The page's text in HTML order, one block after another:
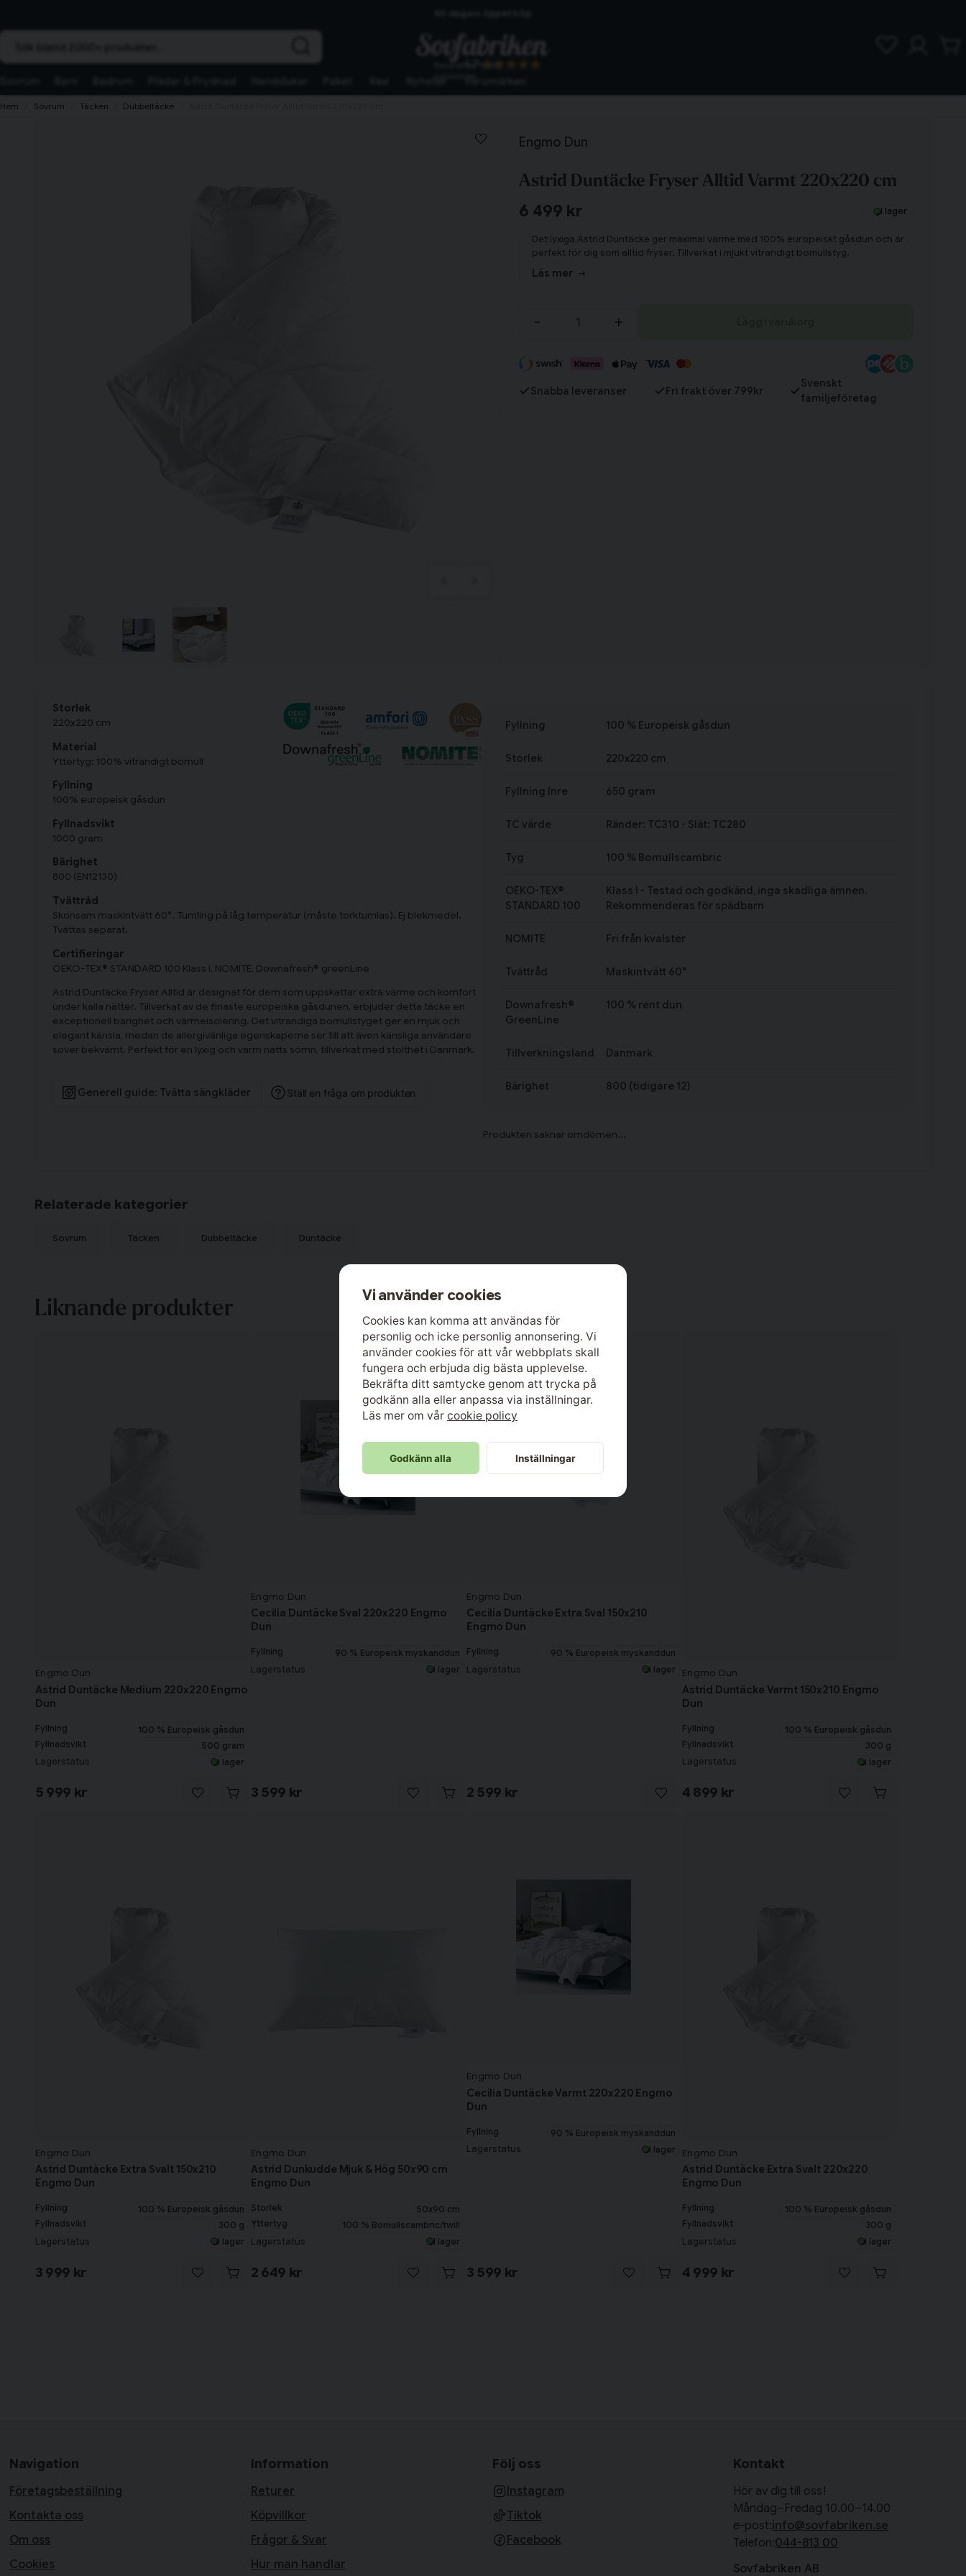
Skickas från lagret i Vinslöv
Hem Sovrum Täcken Dubbeltäcke
Engmo Dun
Astrid Duntäcke Fryser Alltid Varmt 220x220 cm
6 499 kr I lager
Det lyxiga Astrid Duntäcke ger maximal värme med 100% europeiskt gåsdun och är
perfekt för dig som alltid fryser. Tillverkat i mjukt vitrandigt bomullstyg.
Läs mer
- +
Snabba leveranser Fri frakt över 799kr
Svenskt
familjeföretag
Storlek
220x220 cm
Material
Yttertyg: 100% vitrandigt bomull
Fyllning
100% europeisk gåsdun
Fyllnadsvikt
1000 gram
Bärighet
800 (EN12130)
Tvättråd
Skonsam maskintvätt 60°. Tumling på låg temperatur (måste torktumlas). Ej blekmedel.
Tvättas separat.
Certifieringar
OEKO-TEX® STANDARD 100 Klass I, NOMITE, Downafresh® greenLine
Astrid Duntäcke Fryser Alltid är designat för dem som uppskattar extra värme och komfort
under kalla nätter. Tillverkat av de finaste europeiska gåsdunen, erbjuder detta täcke en
exceptionell bärighet och värmeisolering. Det vitrandiga bomullstyget ger en mjuk och
elegant känsla, medan de allergivänliga egenskaperna ser till att även känsliga användare
sover bekvämt. Perfekt för en lyxig och varm natts sömn, tillverkat med stolthet i Danmark.
Generell guide: Tvätta sängkläder Ställ en fråga om produkten
Fyllning 100 % Europeisk gåsdun
Storlek 220x220 cm
Fyllning Inre 650 gram
TC värde Ränder: TC310 - Slät: TC280
Tyg 100 % Bomullscambric
OEKO-TEX®
STANDARD 100
Klass I - Testad och godkänd, inga skadliga ämnen.
Rekommenderas för spädbarn
NOMITE Fri från kvalster
Tvättråd Maskintvätt 60°
Downafresh®
GreenLine
100 % rent dun
Tillverkningsland Danmark
Bärighet 800 (tidigare 12)
Relaterade kategorier
Sovrum Täcken Dubbeltäcke Duntäcke
Liknande produkter
Engmo Dun
Astrid Duntäcke Medium 220x220 Engmo
Dun
Fyllning
100 % Europeisk gåsdun
Fyllnadsvikt
500 gram
Lagerstatus I lager
5 999 kr
Engmo Dun
Cecilia Duntäcke Sval 220x220 Engmo
Dun
Fyllning 90 % Europeisk myskanddun
Lagerstatus I lager
3 599 kr
Engmo Dun
Cecilia Duntäcke Extra Sval 150x210
Engmo Dun
Fyllning 90 % Europeisk myskanddun
Lagerstatus I lager
2 599 kr
Engmo Dun
Astrid Duntäcke Varmt 150x210 Engmo
Dun
Fyllning
100 % Europeisk gåsdun
Fyllnadsvikt
300 g
Lagerstatus I lager
4 899 kr
Engmo Dun
Astrid Duntäcke Extra Svalt 150x210
Engmo Dun
Fyllning
100 % Europeisk gåsdun
Fyllnadsvikt
300 g
Lagerstatus I lager
3 999 kr
Engmo Dun
Astrid Dunkudde Mjuk & Hög 50x90 cm
Engmo Dun
Storlek
50x90 cm
Yttertyg
100 % Bomullscambric/twill
Lagerstatus I lager
2 649 kr
Engmo Dun
Cecilia Duntäcke Varmt 220x220 Engmo
Dun
Fyllning 90 % Europeisk myskanddun
Lagerstatus I lager
3 599 kr
Engmo Dun
Astrid Duntäcke Extra Svalt 220x220
Engmo Dun
Fyllning
100 % Europeisk gåsdun
Fyllnadsvikt
300 g
Lagerstatus I lager
4 999 kr
Har du alla tillbehör?
Navigation
Företagsbeställning
Kontakta oss
Om oss
Cookies
Information
Returer
Köpvillkor
Frågor & Svar
Hur man handlar
Följ oss
Instagram
Tiktok
Facebook
Kontakt
Hör av dig till oss!
Måndag–Fredag 10.00–14.00
e-post:info@sovfabriken.se
Telefon:044-813 00
Sovfabriken AB
Vi använder cookies
Cookies kan komma att användas för
personlig och icke personlig annonsering. Vi
använder cookies för att vår webbplats skall
fungera och erbjuda dig bästa upplevelse.
Bekräfta ditt samtycke genom att trycka på
godkänn alla eller anpassa via inställningar.
Läs mer om vår cookie policy
Godkänn alla Inställningar